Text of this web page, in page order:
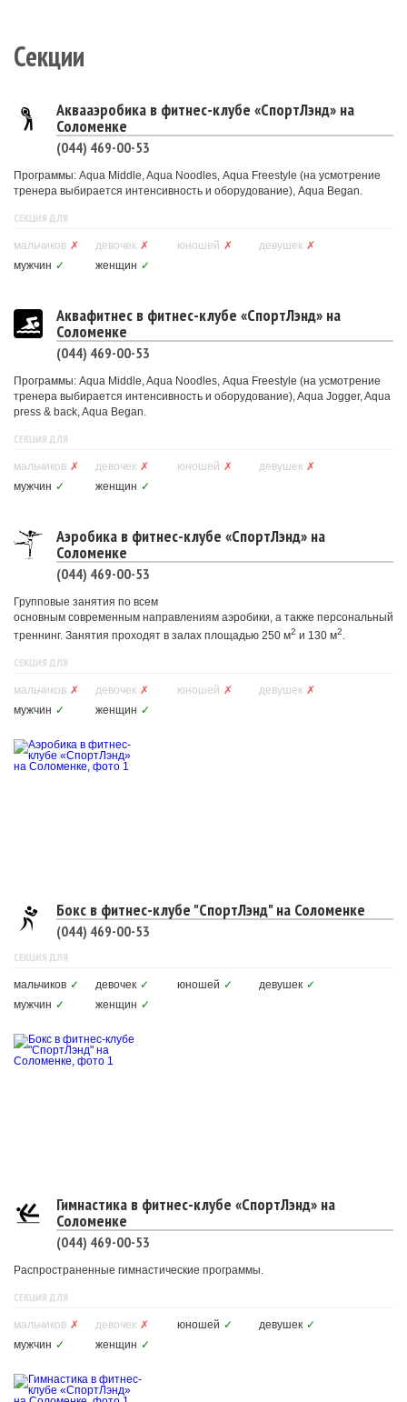
Секции
Аквааэробика в фитнес-клубе «СпортЛэнд» на
Соломенке
(044) 469-00-53
Программы: Aqua Middle, Aqua Noodles, Aqua Freestyle (на усмотрение
тренера выбирается интенсивность и оборудование), Aqua Began.
СЕКЦИЯ ДЛЯ
мальчиков ✗ девочек ✗ юношей ✗ девушек ✗
мужчин ✓ женщин ✓
Аквафитнес в фитнес-клубе «СпортЛэнд» на
Соломенке
(044) 469-00-53
Программы: Aqua Middle, Aqua Noodles, Aqua Freestyle (на усмотрение
тренера выбирается интенсивность и оборудование), Aqua Jogger, Aqua
press & back, Aqua Began.
СЕКЦИЯ ДЛЯ
мальчиков ✗ девочек ✗ юношей ✗ девушек ✗
мужчин ✓ женщин ✓
Аэробика в фитнес-клубе «СпортЛэнд» на
Соломенке
(044) 469-00-53
Групповые занятия по всем
основным современным направлениям аэробики, а также персональный
треннинг. Занятия проходят в залах площадью 250 м2 и 130 м2.
СЕКЦИЯ ДЛЯ
мальчиков ✗ девочек ✗ юношей ✗ девушек ✗
мужчин ✓ женщин ✓
Бокс в фитнес-клубе "СпортЛэнд" на Соломенке
(044) 469-00-53
СЕКЦИЯ ДЛЯ
мальчиков ✓ девочек ✓ юношей ✓ девушек ✓
мужчин ✓ женщин ✓
Гимнастика в фитнес-клубе «СпортЛэнд» на
Соломенке
(044) 469-00-53
Распространенные гимнастические программы.
СЕКЦИЯ ДЛЯ
мальчиков ✗ девочек ✗ юношей ✓ девушек ✓
мужчин ✓ женщин ✓